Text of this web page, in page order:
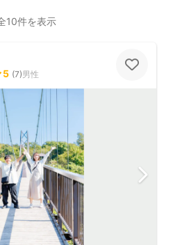
10件を表示
5 (7)男性